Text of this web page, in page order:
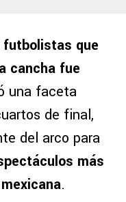
futbolistas que
cancha fue
una faceta
de final,
del arco para
más
.